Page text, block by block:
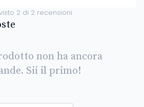
2 di 2 recensioni
non ha ancora
Sii il primo!